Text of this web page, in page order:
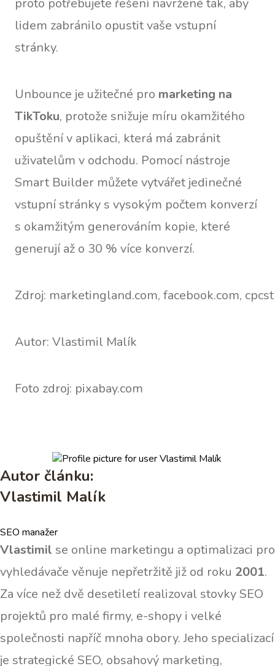
proto potřebujete řešení navržené tak, aby
lidem zabránilo opustit vaše vstupní
stránky.
Unbounce je užitečné pro marketing na
TikToku, protože snižuje míru okamžitého
opuštění v aplikaci, která má zabránit
uživatelům v odchodu. Pomocí nástroje
Smart Builder můžete vytvářet jedinečné
vstupní stránky s vysokým počtem konverzí
s okamžitým generováním kopie, které
generují až o 30 % více konverzí.
Zdroj: marketingland.com, facebook.com,
Autor: Vlastimil Malík
Foto zdroj: pixabay.com
Autor článku:
Vlastimil Malík
SEO manažer
Vlastimil se online marketingu a optimalizaci pro
vyhledávače věnuje nepřetržitě již od roku 2001.
Za více než dvě desetiletí realizoval stovky SEO
projektů pro malé firmy, e-shopy i velké
společnosti napříč mnoha obory. Jeho specializací
je strategické SEO, obsahový marketing,